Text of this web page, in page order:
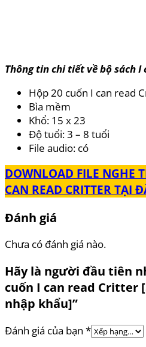
Thông tin chi tiết về bộ sách
Hộp 20 cuốn I can read
Bìa mềm
Khổ: 15 x 23
Độ tuổi: 3 – 8 tuổi
File audio: có
DOWNLOAD FILE NGHE
CAN READ CRITTER TẠI
Đánh giá
Chưa có đánh giá nào.
Hãy là người đầu tiên
cuốn I can read Critter
nhập khẩu]”
Đánh giá của bạn *